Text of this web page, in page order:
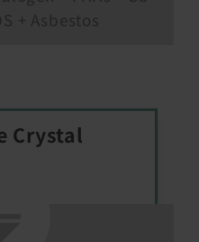
+ Asbestos
Crystal